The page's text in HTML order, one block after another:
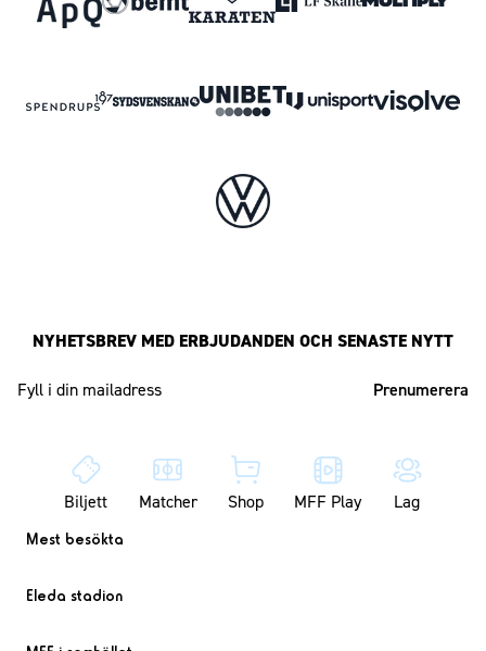
NYHETSBREV MED ERBJUDANDEN OCH SENASTE NYTT
Biljett Matcher Shop MFF Play Lag
Mest besökta
Eleda stadion